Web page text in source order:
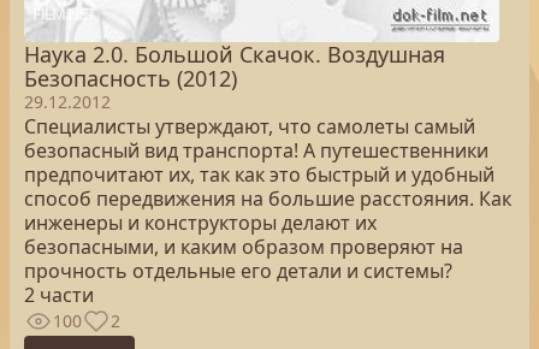
Наука 2.0. Большой Скачок. Воздушная
Безопасность (2012)
29.12.2012
Специалисты утверждают, что самолеты самый
безопасный вид транспорта! А путешественники
предпочитают их, так как это быстрый и удобный
способ передвижения на большие расстояния. Как
инженеры и конструкторы делают их
безопасными, и каким образом проверяют на
прочность отдельные его детали и системы?
2 части
100 2